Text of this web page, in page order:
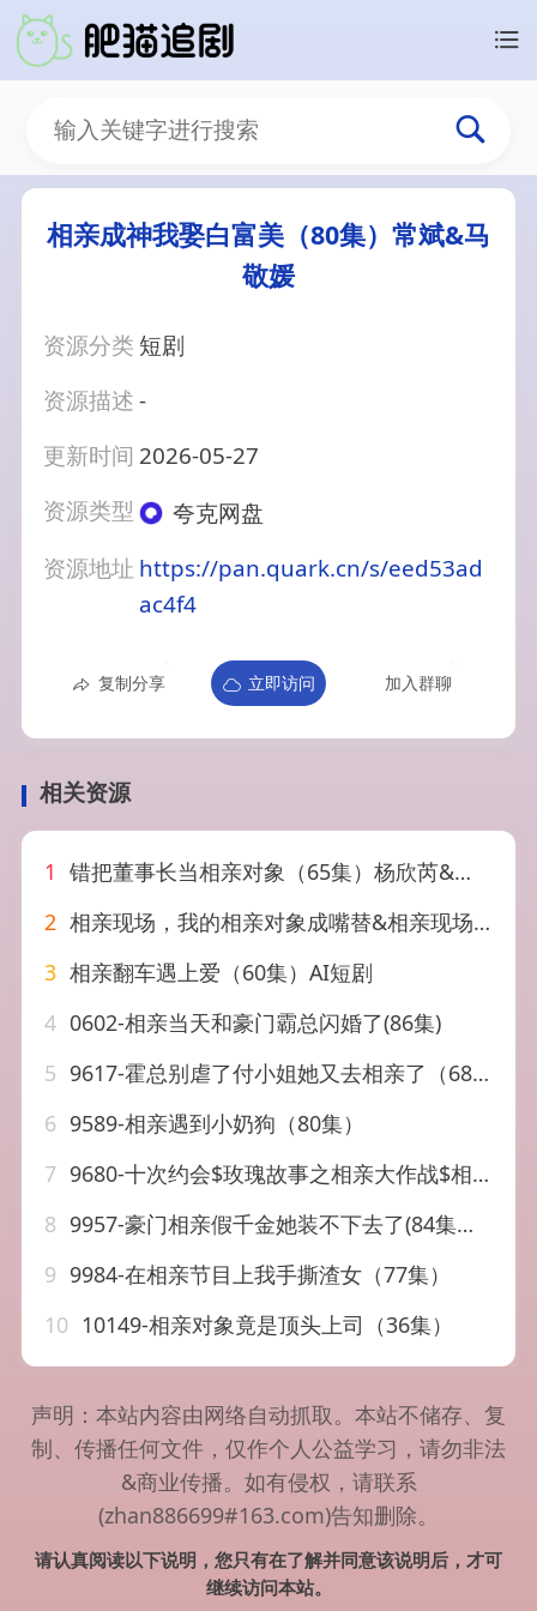
相亲成神我娶白富美（80集）常斌&马
敬媛
资源分类 短剧
资源描述-
更新时间 2026-05-27
资源类型
夸克网盘
资源地址 https://pan.quark.cn/s/eed53ad
ac4f4
复制分享 立即访问 加入群聊
相关资源
1 错把董事长当相亲对象（65集）杨欣芮&滕林&马治邦
2 相亲现场，我的相亲对象成嘴替&相亲现场我的相亲对象成嘴替（55集）AI短剧
3 相亲翻车遇上爱（60集）AI短剧
4 0602-相亲当天和豪门霸总闪婚了(86集)
5 9617-霍总别虐了付小姐她又去相亲了（68集）
6 9589-相亲遇到小奶狗（80集）
7 9680-十次约会$玫瑰故事之相亲大作战$相亲后，我和傅总的十次约会（79集）杨洁&张韫韬
8 9957-豪门相亲假千金她装不下去了(84集）杨咩咩
9 9984-在相亲节目上我手撕渣女（77集）
10 10149-相亲对象竟是顶头上司（36集）
声明：本站内容由网络自动抓取。本站不储存、复
制、传播任何文件，仅作个人公益学习，请勿非法
&商业传播。如有侵权，请联系
(zhan886699#163.com)告知删除。
请认真阅读以下说明，您只有在了解并同意该说明后，才可
继续访问本站。